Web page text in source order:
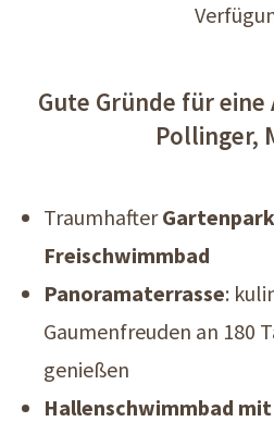
Gute Gründe für
Pollinger,
TraumhafterGartenpark
Freischwimmbad
Panoramaterrasse:
Gaumenfreuden an 180
genießen
Hallenschwimmbad